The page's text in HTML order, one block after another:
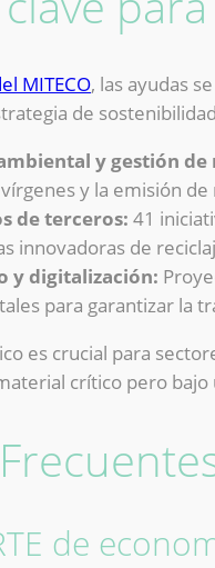
MITECO, las ayudas
de
y gestión de
y la emisión de
de terceros: 41
innovadoras de
y digitalización:
para garantizar la
es crucial para
crítico pero
de